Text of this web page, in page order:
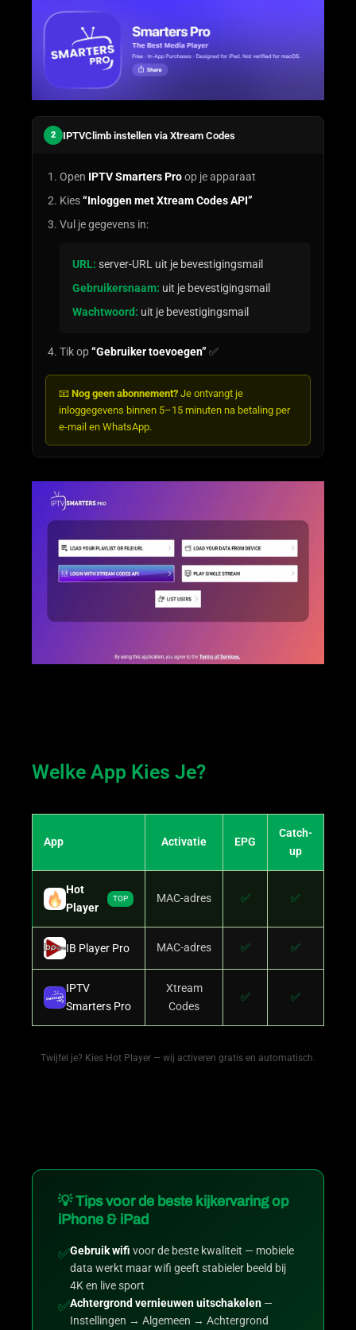
2 IPTVClimb instellen via Xtream Codes
Open IPTV Smarters Proop je apparaat
Kies“Inloggen met Xtream Codes API”
Vul je gegevens in:
URL: server-URL uit je bevestigingsmail
Gebruikersnaam: uit je bevestigingsmail
Wachtwoord: uit je bevestigingsmail
Tik op“Gebruiker toevoegen” ✅
📧 Nog geen abonnement? Je ontvangt je
inloggegevens binnen 5–15 minuten na betaling per
e-mail en WhatsApp.
Welke App Kies Je?
App Activatie EPG
Catch-
up
Hot
Player
TOP MAC-adres ✅ ✅
IB Player Pro MAC-adres ✅ ✅
IPTV
Smarters Pro
Xtream
Codes
✅ ✅
Twijfel je? Kies Hot Player — wij activeren gratis en automatisch.
💡 Tips voor de beste kijkervaring op
iPhone & iPad
✅Gebruik wifi voor de beste kwaliteit — mobiele
data werkt maar wifi geeft stabieler beeld bij
4K en live sport
✅Achtergrond vernieuwen uitschakelen —
Instellingen → Algemeen → Achtergrond